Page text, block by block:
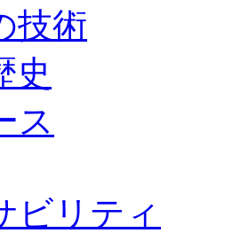
技術
史
ス
ビリティ